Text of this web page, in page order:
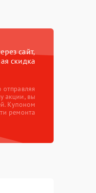
сайт,
скидка
отправляя
акции, вы
Купоном
ремонта